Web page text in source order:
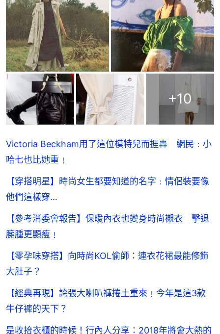
+10
Victoria Beckham用了這位模特兒而捱轟 網民﹕小
哈七也比她重﹗
【穿搭明星】時尚女生都要知道的名字﹕情侶裝要像
他們這樣穿…
【參考消委會報告】保暖內衣也變身時尚襯衣 擊退
臃腫更顯瘦﹗
【零孕味穿搭】向時尚KOL偷師：連衣花裙最能修飾
大肚子？
【經典再現】誇張大喇叭褲捲土重來﹗今年是這3款
牛仔褲的天下？
是收拾衣櫃的時候！行內人分享：2018年將會大熱的